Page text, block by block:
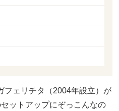
ェリチタ（2004年設立）が
ットアップにぞっこんなの